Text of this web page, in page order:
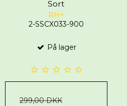
Sort
RH+
2-SSCX033-900
På lager
299,00 DKK